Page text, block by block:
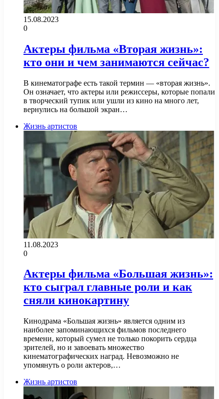
15.08.2023
0
Актеры фильма «Вторая жизнь»:
кто они и чем занимаются сейчас?
В кинематографе есть такой термин — «вторая жизнь».
Он означает, что актеры или режиссеры, которые попали
в творческий тупик или ушли из кино на много лет,
вернулись на большой экран…
Жизнь артистов
11.08.2023
0
Актеры фильма «Большая жизнь»:
кто сыграл главные роли и как
сняли кинокартину
Кинодрама «Большая жизнь» является одним из
наиболее запоминающихся фильмов последнего
времени, который сумел не только покорить сердца
зрителей, но и завоевать множество
кинематографических наград. Невозможно не
упомянуть о роли актеров,…
Жизнь артистов